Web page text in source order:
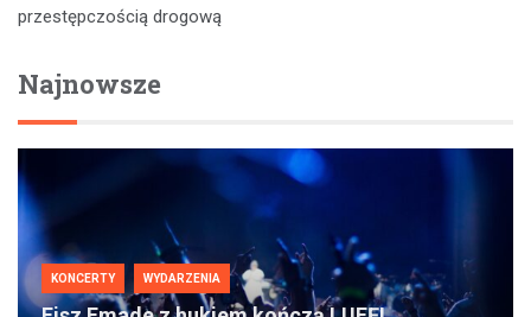
przestępczością drogową
Najnowsze
KONCERTY WYDARZENIA